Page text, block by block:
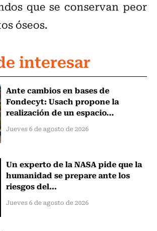
que se conservan peor
óseos.
interesar
Ante cambios en bases de
Fondecyt: Usach propone la
realización de un espacio...
Jueves 6 de agosto de 2026
Un experto de la NASA pide que la
humanidad se prepare ante los
riesgos del...
Jueves 6 de agosto de 2026